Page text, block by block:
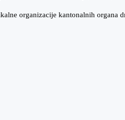
organizacije kantonalnih